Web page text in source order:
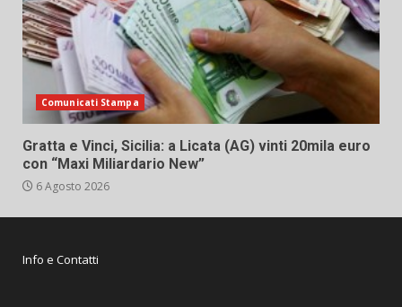
Comunicati Stampa
Gratta e Vinci, Sicilia: a Licata (AG) vinti 20mila euro
con “Maxi Miliardario New”
6 Agosto 2026
Info e Contatti